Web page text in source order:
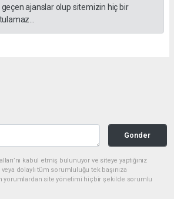
ajanslar olup sitemizin hiç bir
Gonder
kabul etmiş bulunuyor ve siteye yaptığınız
dolaylı tüm sorumluluğu tek başınıza
yorumlardan site yönetimi hiçbir şekilde sorumlu